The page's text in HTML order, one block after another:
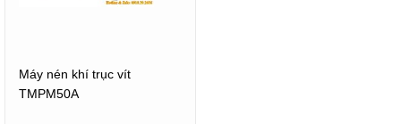
Máy nén khí trục vít
TMPM50A